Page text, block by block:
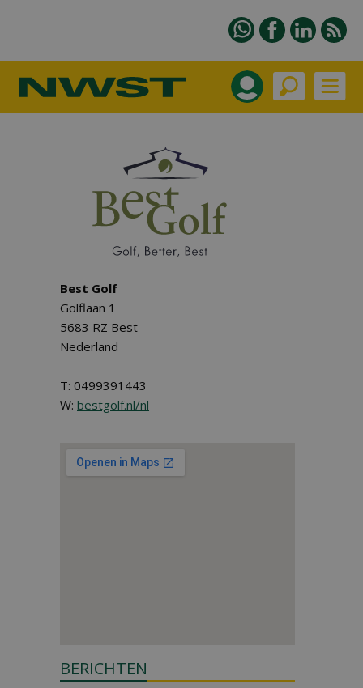
Best Golf
Golflaan 1
5683 RZ Best
Nederland
T: 0499391443
W: bestgolf.nl/nl
BERICHTEN